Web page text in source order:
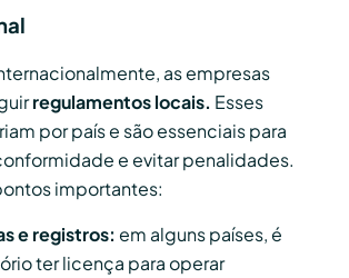
as empresas
regulamentos locais. Esses
por país e são essenciais para
e evitar penalidades.
importantes:
e registros: em alguns países, é
ter licença para operar